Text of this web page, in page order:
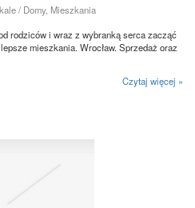
/ Domy, Mieszkania
rodziców i wraz z wybranką serca zacząć
mieszkania. Wrocław. Sprzedaż oraz
Czytaj więcej »